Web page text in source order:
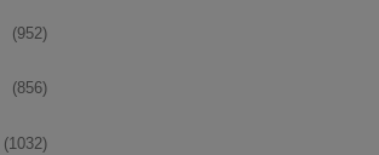
(952)
(856)
(1032)